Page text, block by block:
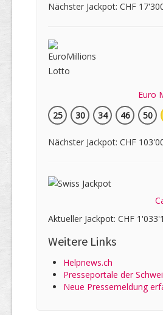
Nächster Jackpot: CHF
Euro
25
30 34 46 50
Nächster Jackpot: CHF
Aktueller Jackpot: CHF
Weitere Links
Helpnews.ch
Presseportale der
Neue Pressemeldung